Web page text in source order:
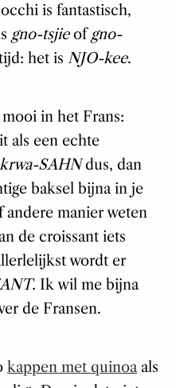
is fantastisch,
gno-tsjieofgno-
het is NJO-kee.
in het Frans:
als een echte
krwa-SAHNdus, dan
baksel bijna in je
manier weten
de croissant iets
wordt er
Ik wil me bijna
de Fransen.
kappen met quinoaals